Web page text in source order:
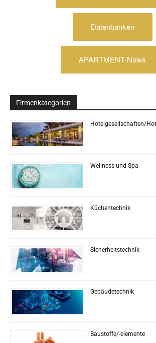
Datenbanken
APARTMENT-News
Firmenkategorien
Hotelgesellschaften/
Wellness und Spa
Küchentechnik
Sicherheitstechnik
Gebäudetechnik
Baustoffe/-elemente